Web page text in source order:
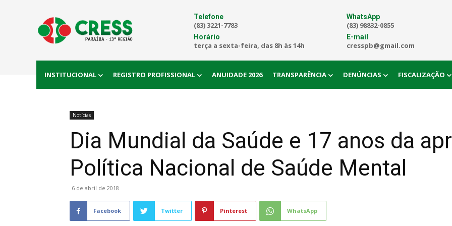
Telefone
(83) 3221-7783
Horário
terça a sexta-feira, das 8h às 14h
WhatsApp
(83) 98832-0855
E-mail
cresspb@gmail.com
INSTITUCIONAL REGISTRO PROFISSIONAL ANUIDADE 2026 TRANSPARÊNCIA DENÚNCIAS FISCALIZAÇÃO
Notícias
Dia Mundial da Saúde e 17 anos da
Política Nacional de Saúde Mental
6 de abril de 2018
Facebook Twitter Pinterest WhatsApp